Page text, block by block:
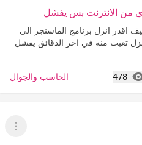
من الانترنت بس يفشل
اقدر انزل برنامج الماسنجر الى
تعبت منه في اخر الدقائق يفشل
478
المشاهدات الحاسب والجوال
عرض